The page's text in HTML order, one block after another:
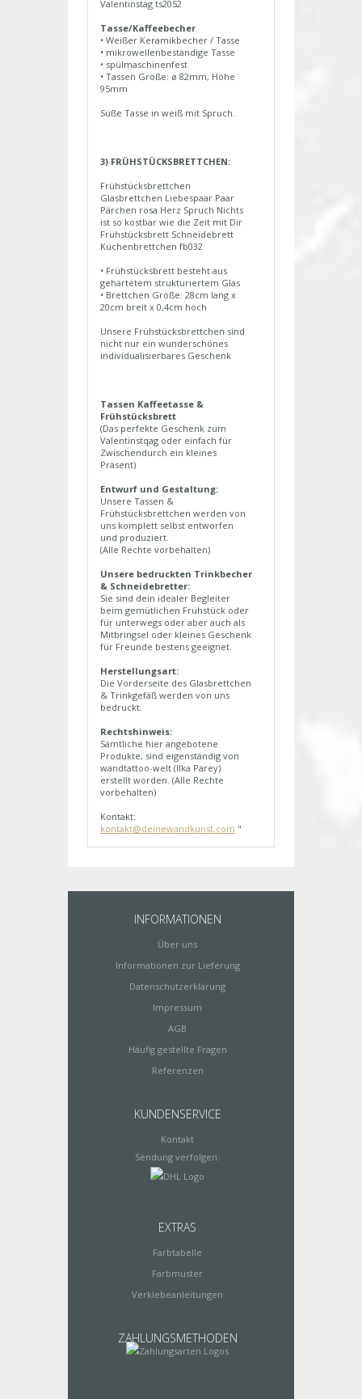
Valentinstag ts2052
Tasse/Kaffeebecher
• Weißer Keramikbecher / Tasse
• mikrowellenbeständige Tasse
• spülmaschinenfest
• Tassen Größe: ø 82mm, Höhe
95mm
Süße Tasse in weiß mit Spruch.
3) FRÜHSTÜCKSBRETTCHEN:
Frühstücksbrettchen
Glasbrettchen Liebespaar Paar
Pärchen rosa Herz Spruch Nichts
ist so kostbar wie die Zeit mit Dir
Frühstücksbrett Schneidebrett
Küchenbrettchen fb032
• Frühstücksbrett besteht aus
gehärtetem strukturiertem Glas
• Brettchen Größe: 28cm lang x
20cm breit x 0,4cm hoch
Unsere Frühstücksbrettchen sind
nicht nur ein wunderschönes
individualisierbares Geschenk
Tassen Kaffeetasse &
Frühstücksbrett
(Das perfekte Geschenk zum
Valentinstqag oder einfach für
Zwischendurch ein kleines
Präsent)
Entwurf und Gestaltung:
Unsere Tassen &
Frühstücksbrettchen werden von
uns komplett selbst entworfen
und produziert.
(Alle Rechte vorbehalten)
Unsere bedruckten Trinkbecher
& Schneidebretter:
Sie sind dein idealer Begleiter
beim gemütlichen Frühstück oder
für unterwegs oder aber auch als
Mitbringsel oder kleines Geschenk
für Freunde bestens geeignet.
Herstellungsart:
Die Vorderseite des Glasbrettchen
& Trinkgefäß werden von uns
bedruckt.
Rechtshinweis:
Sämtliche hier angebotene
Produkte, sind eigenständig von
wandtattoo-welt (Ilka Parey)
erstellt worden. (Alle Rechte
vorbehalten)
Kontakt:
kontakt@deinewandkunst.com "
INFORMATIONEN
Über uns
Informationen zur Lieferung
Datenschutzerklärung
Impressum
AGB
Häufig gestellte Fragen
Referenzen
KUNDENSERVICE
Kontakt
Sendung verfolgen:
EXTRAS
Farbtabelle
Farbmuster
Verklebeanleitungen
ZAHLUNGSMETHODEN